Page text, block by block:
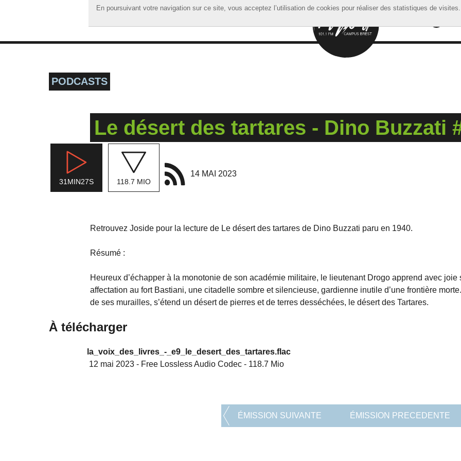
En poursuivant votre navigation sur ce site, vous acceptez l’utilisation de cookies pour réaliser des statistiques de visites.
En poursuivant votre navigation sur ce site, vous acceptez l’utilisation de cookies pour réaliser des statistiques de visites.
ACCUEIL
PODCASTS
Le désert des tartares - Dino Buzzati
31MIN27S 118.7 MIO
14 MAI 2023
Retrouvez Joside pour la lecture de Le désert des tartares de Dino Buzzati paru en 1940.
Résumé :
Heureux d’échapper à la monotonie de son académie militaire, le lieutenant Drogo apprend avec joie
affectation au fort Bastiani, une citadelle sombre et silencieuse, gardienne inutile d’une frontière
de ses murailles, s’étend un désert de pierres et de terres desséchées, le désert des Tartares.
À télécharger
la_voix_des_livres_-_e9_le_desert_des_tartares.flac
12 mai 2023 - Free Lossless Audio Codec - 118.7 Mio
ÉMISSION SUIVANTE ÉMISSION PRECEDENTE